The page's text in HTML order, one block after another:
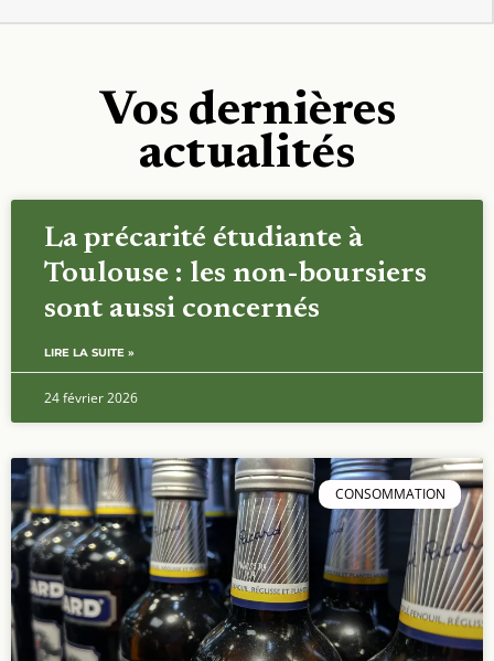
Vos dernières
actualités
La précarité étudiante à
Toulouse : les non-boursiers
sont aussi concernés
LIRE LA SUITE »
24 février 2026
CONSOMMATION